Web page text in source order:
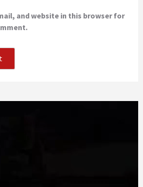
and website in this browser for